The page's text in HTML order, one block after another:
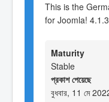
This is the
for Joomla!
Maturity
Stable
প্রকাশ পেয়েছে
বুধবার, 11 মে